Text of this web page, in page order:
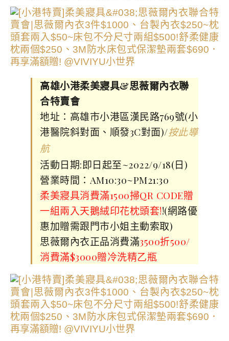
高雄小港柔美寢具&思薇爾內衣聯
合特賣會
地址：高雄市小港區漢民路769號(小
港醫院斜對面、順發3C對面)/按此導
航
活動日期:即日起至~2022/9/18(日)
營業時間：AM10:30~PM21:30
柔美寢具消費滿1500掃QR CODE贈
一組兩入天鵝絨印花枕頭套!!(網路優
惠加贈需跟門市小姐主動索取)
思薇爾內衣正品消費滿3500折500/
消費滿$3000贈冷洗精乙瓶